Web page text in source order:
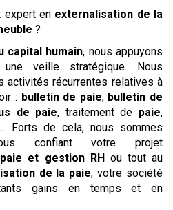
expert en externalisation de la
?
capital humain, nous appuyons
veille stratégique. Nous
activités récurrentes relatives à
: bulletin de paie, bulletin de
de paie, traitement de paie,
... Forts de cela, nous sommes
confiant votre projet
et gestion RHou tout au
de la paie, votre société
gains en temps et en